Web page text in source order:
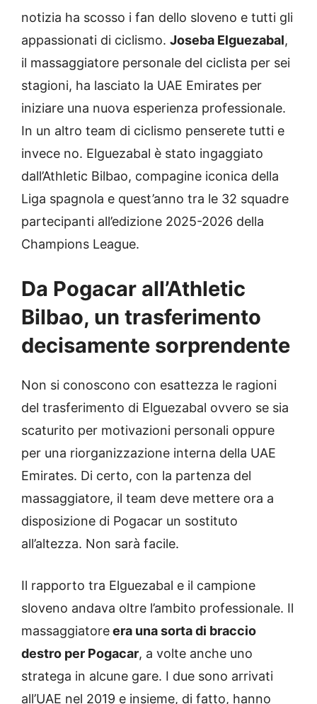
notizia ha scosso i fan dello sloveno e tutti gli
appassionati di ciclismo. Joseba Elguezabal,
il massaggiatore personale del ciclista per sei
stagioni, ha lasciato la UAE Emirates per
iniziare una nuova esperienza professionale.
In un altro team di ciclismo penserete tutti e
invece no. Elguezabal è stato ingaggiato
dall’Athletic Bilbao, compagine iconica della
Liga spagnola e quest’anno tra le 32 squadre
partecipanti all’edizione 2025-2026 della
Champions League.
Da Pogacar all’Athletic
Bilbao, un trasferimento
decisamente sorprendente
Non si conoscono con esattezza le ragioni
del trasferimento di Elguezabal ovvero se sia
scaturito per motivazioni personali oppure
per una riorganizzazione interna della UAE
Emirates. Di certo, con la partenza del
massaggiatore, il team deve mettere ora a
disposizione di Pogacar un sostituto
all’altezza. Non sarà facile.
Il rapporto tra Elguezabal e il campione
sloveno andava oltre l’ambito professionale. Il
massaggiatoreera una sorta di braccio
destro per Pogacar, a volte anche uno
stratega in alcune gare. I due sono arrivati
all’UAE nel 2019 e insieme, di fatto, hanno